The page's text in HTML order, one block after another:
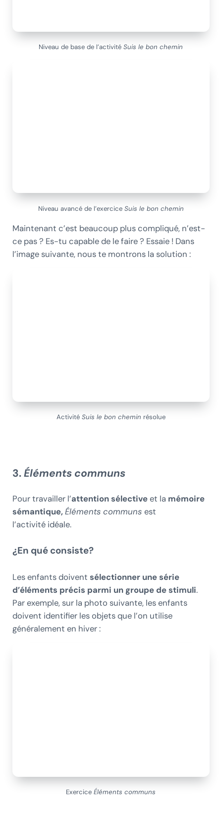
Niveau de base de l’activitéSuis le bon chemin
Niveau avancé de l’exercice Suis le bon chemin
Maintenant c’est beaucoup plus compliqué, n’est-
ce pas ? Es-tu capable de le faire ? Essaie ! Dans
l’image suivante, nous te montrons la solution :
Activité Suis le bon chemin résolue
3.Éléments communs
Pour travailler l’attention sélectiveet la mémoire
sémantique,Éléments communs est
l’activité idéale.
¿En qué consiste?
Les enfants doivent sélectionner une série
d’éléments précis parmi un groupe de stimuli.
Par exemple, sur la photo suivante, les enfants
doivent identifier les objets que l’on utilise
généralement en hiver :
ExerciceÉléments communs